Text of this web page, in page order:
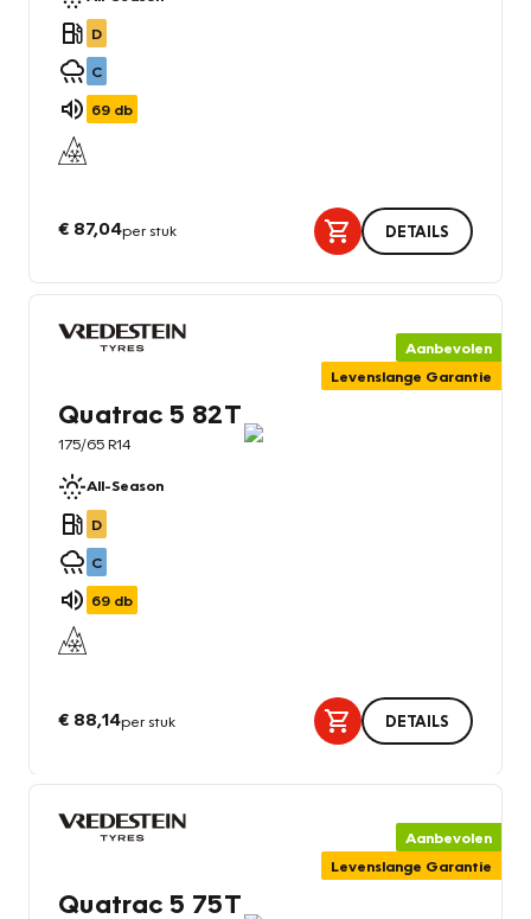
D
C
69 db
€ 87,04per stuk DETAILS
Aanbevolen
Levenslange Garantie
Quatrac 5 82T
175/65 R14
All-Season
D
C
69 db
€ 88,14per stuk DETAILS
Aanbevolen
Levenslange Garantie
Quatrac 5 75T